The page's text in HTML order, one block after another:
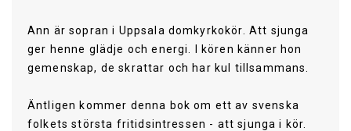
Ann är sopran i Uppsala domkyrkokör. Att sjunga
ger henne glädje och energi. I kören känner hon
gemenskap, de skrattar och har kul tillsammans.
Äntligen kommer denna bok om ett av svenska
folkets största fritidsintressen - att sjunga i kör.